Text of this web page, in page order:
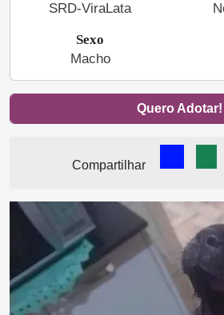
SRD-ViraLata
Sexo
Macho
Quero Adotar!
Compartilhar